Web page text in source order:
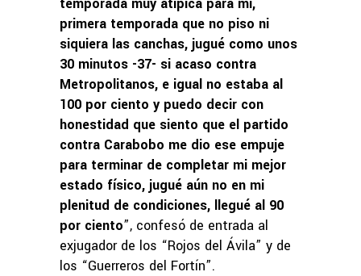
primera temporada que no piso ni
siquiera las canchas, jugué como unos
30 minutos -37- si acaso contra
Metropolitanos, e igual no estaba al
100 por ciento y puedo decir con
honestidad que siento que el partido
contra Carabobo me dio ese empuje
para terminar de completar mi mejor
estado físico, jugué aún no en mi
plenitud de condiciones, llegué al 90
por ciento”, confesó de entrada al
exjugador de los “Rojos del Ávila” y de
los “Guerreros del Fortín”.